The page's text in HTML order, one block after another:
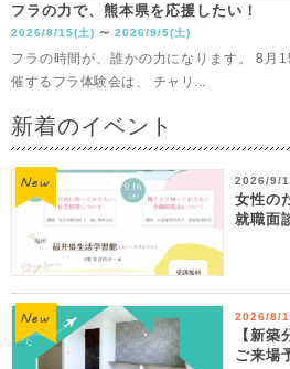
フラの力で、熊本県を応援したい！
2026/8/15(土) 〜 2026/9/5(土)
フラの時間が、誰かの力になります。 8月
催するフラ体験会は、 チャリ...
新着のイベント
2026/9/
女性の
就職面
2026/8/
【新
ご来場